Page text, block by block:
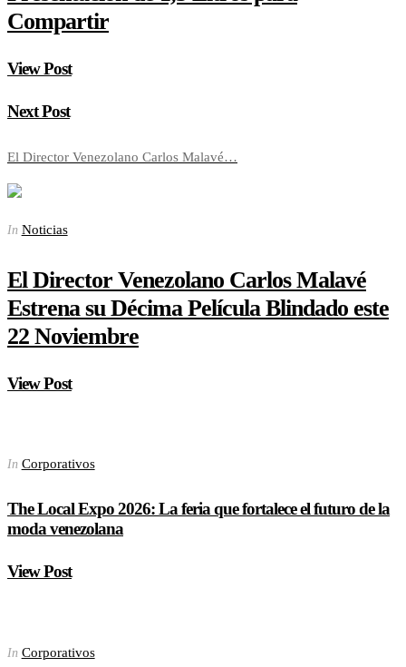
Compartir
View Post
Next Post
El Director Venezolano Carlos Malavé…
In Noticias
El Director Venezolano Carlos Malavé
Estrena su Décima Película Blindado este
22 Noviembre
View Post
In Corporativos
The Local Expo 2026: La feria que fortalece el futuro de la
moda venezolana
View Post
In Corporativos